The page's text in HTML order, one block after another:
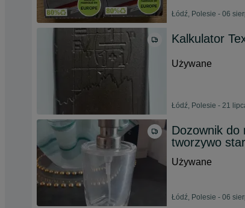
Łódź, Polesie - 06
Kalkulator
Używane
Łódź, Polesie - 21
Dozownik do
tworzywo
Używane
Łódź, Polesie - 06